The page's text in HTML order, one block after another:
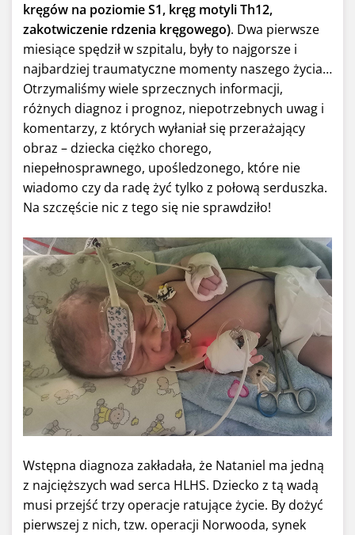
kręgów na poziomie S1, kręg motyli Th12,
zakotwiczenie rdzenia kręgowego). Dwa pierwsze
miesiące spędził w szpitalu, były to najgorsze i
najbardziej traumatyczne momenty naszego życia…
Otrzymaliśmy wiele sprzecznych informacji,
różnych diagnoz i prognoz, niepotrzebnych uwag i
komentarzy, z których wyłaniał się przerażający
obraz – dziecka ciężko chorego,
niepełnosprawnego, upośledzonego, które nie
wiadomo czy da radę żyć tylko z połową serduszka.
Na szczęście nic z tego się nie sprawdziło!
Wstępna diagnoza zakładała, że Nataniel ma jedną
z najcięższych wad serca HLHS. Dziecko z tą wadą
musi przejść trzy operacje ratujące życie. By dożyć
pierwszej z nich, tzw. operacji Norwooda, synek